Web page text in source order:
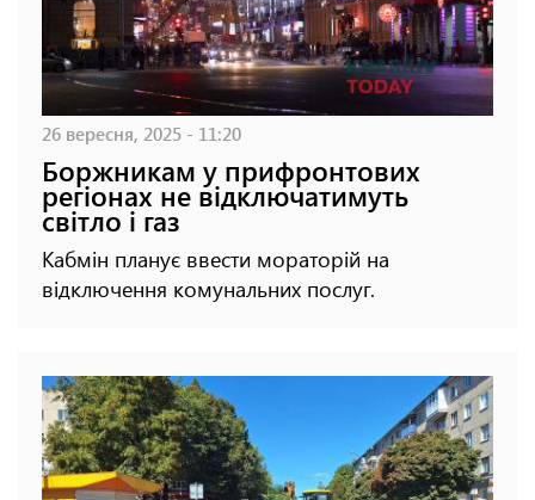
26 вересня, 2025 - 11:20
Боржникам у прифронтових
регіонах не відключатимуть
світло і газ
Кабмін планує ввести мораторій на
відключення комунальних послуг.